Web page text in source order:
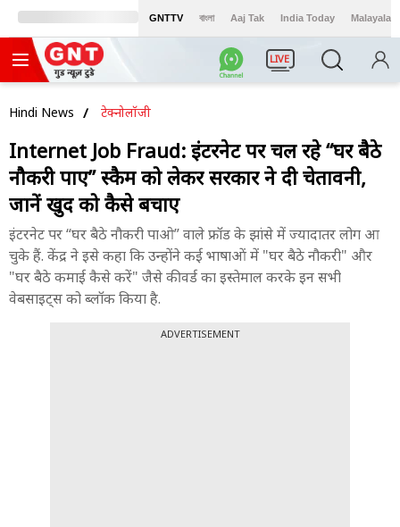
GNTTV বাংলা Aaj Tak India Today Malayalam
LIVE
Hindi News टेक्नोलॉजी
Internet Job Fraud: इंटरनेट पर चल रहे “घर बैठे
नौकरी पाएं” स्कैम को लेकर सरकार ने दी चेतावनी,
जानें खुद को कैसे बचाएं
इंटरनेट पर “घर बैठे नौकरी पाओ” वाले फ्रॉड के झांसे में ज्यादातर लोग आ
चुके हैं. केंद्र ने इसे कहा कि उन्होंने कई भाषाओं में "घर बैठे नौकरी" और
"घर बैठे कमाई कैसे करें" जैसे कीवर्ड का इस्तेमाल करके इन सभी
वेबसाइट्स को ब्लॉक किया है.
ADVERTISEMENT